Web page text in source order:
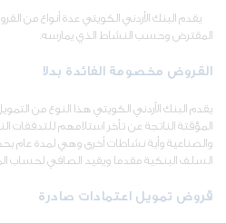
يقدم البنك الأردني الكويتي عدة أنواع من
المقترض وحسب النشاط الذي يمارسه.
القروض مخصومة الفائدة بدلا
يقدم البنك الأردني الكويتي هذا النوع من
المؤقتة الناتجة عن تأخر استلامهم للتدفقات
والصناعية وأية نشاطات أخرى وهي لمدة عام
السلف البنكية مقدما ويقيد الصافي لحساب
قروض تمويل اعتمادات صادرة